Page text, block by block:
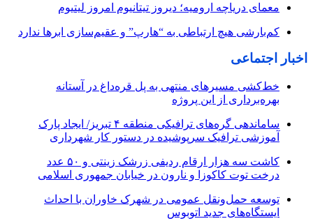
معمای دریاچه ارومیه؛ دیروز تیتانیوم امروز لیتیوم
کم‌بارشی هیچ ارتباطی به “هارپ” و عقیم‌سازی ابرها ندارد
اخبار اجتماعی
خط‌کشی مسیرهای منتهی به پل قره‌داغ در آستانه
بهره‌برداری از این پروژه
ساماندهی گره‌های ترافیکی منطقه ۴ تبریز/ ایجاد پارک
آموزشی ترافیک سرپوشیده در دستور کار شهرداری
کاشت سه هزار ارقام ردیفی زرشک زینتی و ۵۰ عدد
درخت توت کاکوزا و نارون در خیابان جمهوری اسلامی
توسعه حمل‌ونقل عمومی در شهرک خاوران با احداث
ایستگاه‌های جدید اتوبوس